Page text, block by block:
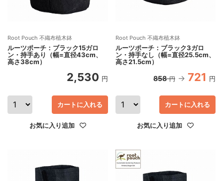
Root Pouch 不織布植木鉢
ルーツポーチ：ブラック15ガロ
ン・持手あり（幅=直径43cm、
高さ38cm）
2,530 円
カートに入れる
お気に入り追加
Root Pouch 不織布植木鉢
ルーツポーチ：ブラック3ガロ
ン・持手なし（幅=直径25.5cm、
高さ21.5cm）
858 円 721 円
カートに入れる
お気に入り追加